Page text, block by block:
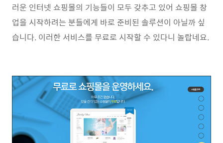
러운 인터넷 쇼핑몰의 기능들이 모두 갖추고 있어 쇼핑몰 창
업을 시작하려는 분들에게 바로 준비된 솔루션이 아닐까 싶
습니다. 이러한 서비스를 무료로 시작할 수 있다니 놀랍네요.